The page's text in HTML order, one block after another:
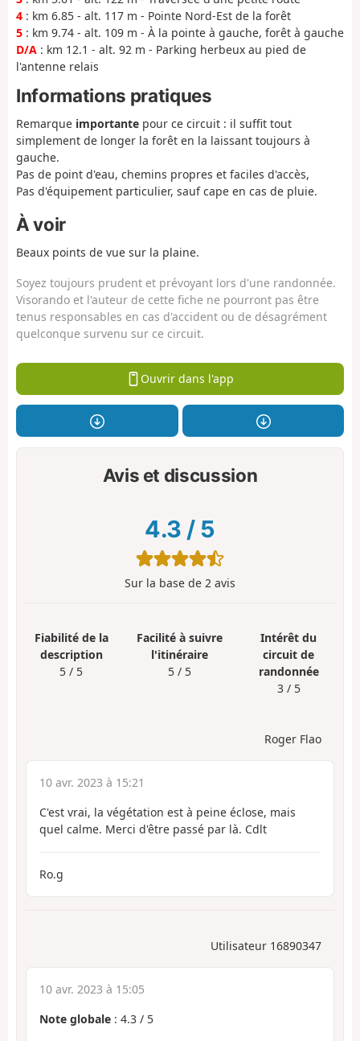
4 : km 6.85 - alt. 117 m - Pointe Nord-Est de la forêt
5 : km 9.74 - alt. 109 m - À la pointe à gauche, forêt à gauche
D/A : km 12.1 - alt. 92 m - Parking herbeux au pied de
l'antenne relais
Informations pratiques
Remarque importante pour ce circuit : il suffit tout
simplement de longer la forêt en la laissant toujours à
gauche.
Pas de point d'eau, chemins propres et faciles d'accès,
Pas d'équipement particulier, sauf cape en cas de pluie.
À voir
Beaux points de vue sur la plaine.
Soyez toujours prudent et prévoyant lors d'une randonnée.
Visorando et l'auteur de cette fiche ne pourront pas être
tenus responsables en cas d'accident ou de désagrément
quelconque survenu sur ce circuit.
Ouvrir dans l'app
Avis et discussion
4.3 / 5
Sur la base de 2 avis
Fiabilité de la
description
5 / 5
Facilité à suivre
l'itinéraire
5 / 5
Intérêt du
circuit de
randonnée
3 / 5
Roger Flao
10 avr. 2023 à 15:21
C'est vrai, la végétation est à peine éclose, mais
quel calme. Merci d'être passé par là. Cdlt
Ro.g
Utilisateur 16890347
10 avr. 2023 à 15:05
Note globale : 4.3 / 5